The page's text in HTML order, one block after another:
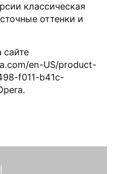
классическая
оттенки и
en-US/product-
f011-b41c-